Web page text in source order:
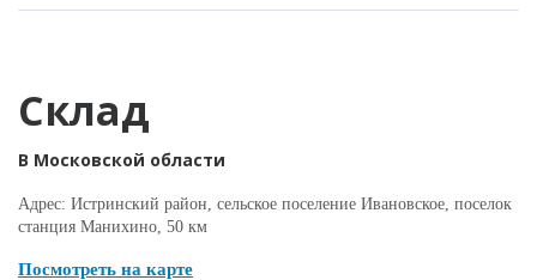
Склад
В Московской области
Адрес: Истринский район, сельское поселение Ивановское, поселок
станция Манихино, 50 км
Посмотреть на карте